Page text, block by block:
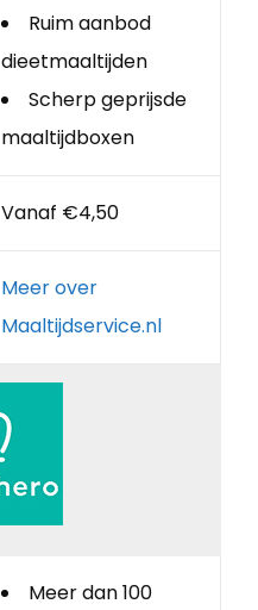
Ruim aanbod
dieetmaaltijden
Scherp geprijsde
maaltijdboxen
Vanaf €4,50
Meer over
Maaltijdservice.nl
Meer dan 100